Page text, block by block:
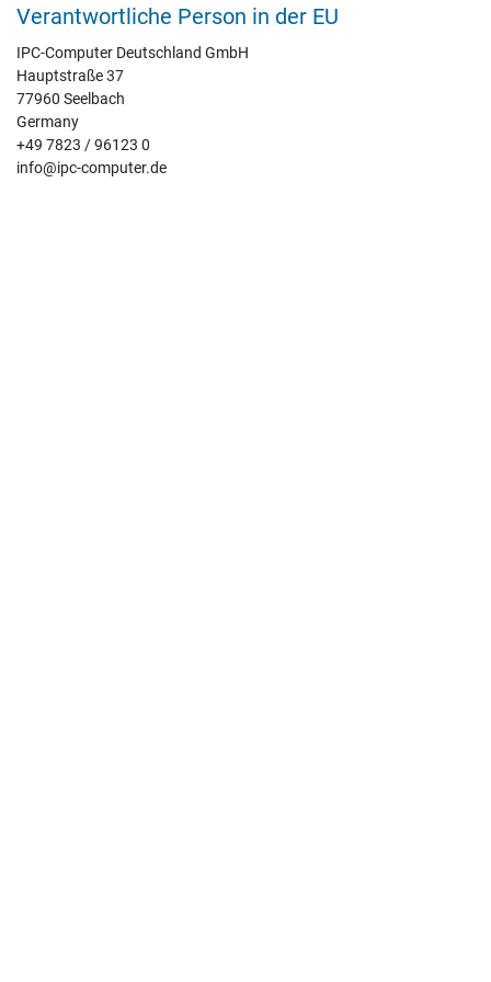
Verantwortliche Person in der EU
IPC-Computer Deutschland GmbH
Hauptstraße 37
77960 Seelbach
Germany
+49 7823 / 96123 0
info@ipc-computer.de